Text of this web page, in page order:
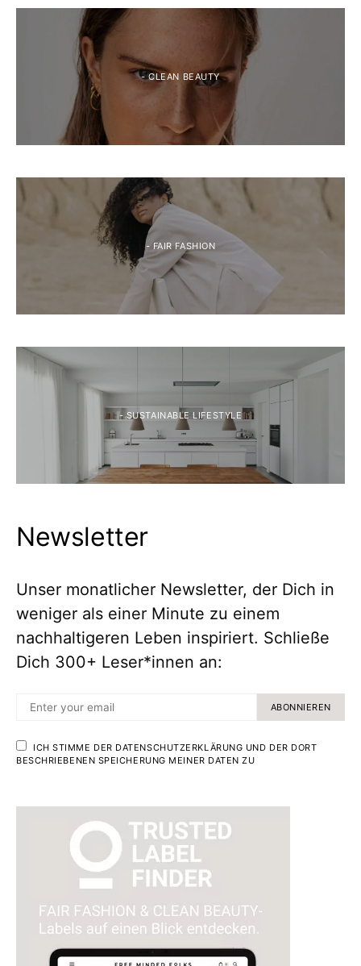
- CLEAN BEAUTY
- FAIR FASHION
- SUSTAINABLE LIFESTYLE
Newsletter
Unser monatlicher Newsletter, der Dich in
weniger als einer Minute zu einem
nachhaltigeren Leben inspiriert. Schließe
Dich 300+ Leser*innen an:
ABONNIEREN
ICH STIMME DER DATENSCHUTZERKLÄRUNG UND DER DORT
BESCHRIEBENEN SPEICHERUNG MEINER DATEN ZU